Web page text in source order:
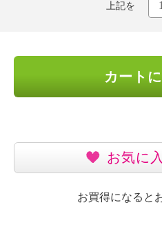
上記を
カート
お気に
お買得になると